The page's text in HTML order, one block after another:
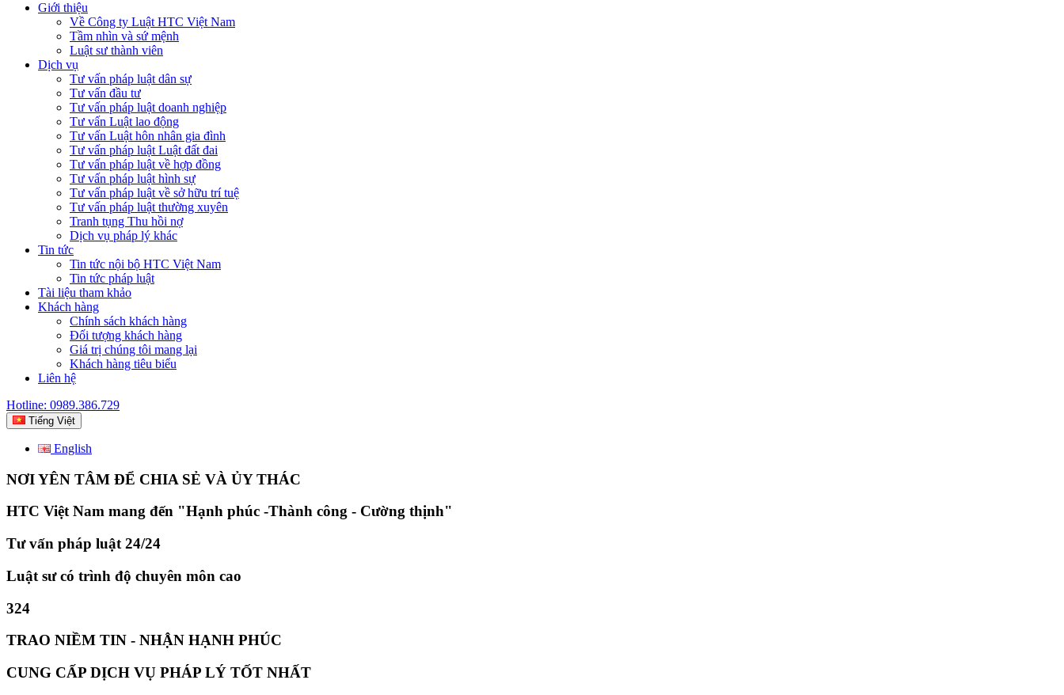
Giới thiệu
Về Công ty Luật HTC Việt Nam
Tầm nhìn và sứ mệnh
Luật sư thành viên
Dịch vụ
Tư vấn pháp luật dân sự
Tư vấn đầu tư
Tư vấn pháp luật doanh nghiệp
Tư vấn Luật lao động
Tư vấn Luật hôn nhân gia đình
Tư vấn pháp luật Luật đất đai
Tư vấn pháp luật về hợp đồng
Tư vấn pháp luật hình sự
Tư vấn pháp luật về sở hữu trí tuệ
Tư vấn pháp luật thường xuyên
Tranh tụng Thu hồi nợ
Dịch vụ pháp lý khác
Tin tức
Tin tức nội bộ HTC Việt Nam
Tin tức pháp luật
Tài liệu tham khảo
Khách hàng
Chính sách khách hàng
Đối tượng khách hàng
Giá trị chúng tôi mang lại
Khách hàng tiêu biểu
Liên hệ
Hotline: 0989.386.729
Tiếng Việt
English
NƠI YÊN TÂM ĐỂ CHIA SẺ VÀ ỦY THÁC
HTC Việt Nam mang đến "Hạnh phúc -Thành công - Cường thịnh"
Tư vấn pháp luật 24/24
Luật sư có trình độ chuyên môn cao
324
TRAO NIỀM TIN - NHẬN HẠNH PHÚC
CUNG CẤP DỊCH VỤ PHÁP LÝ TỐT NHẤT